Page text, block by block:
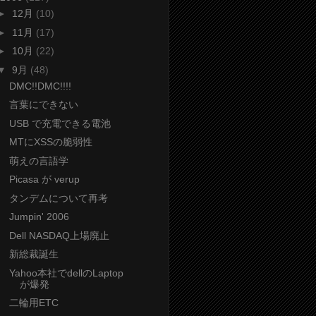
12月 (10)
11月 (17)
10月 (22)
9月 (48)
DMC!!DMC!!!!
言葉にできない
USB で充電できる電池
MTにXSSの脆弱性
萌えの言語学
Picasa が verup
タンデムについて再考
Jumpin' 2006
Dell NASDAQ上場廃止
新総裁誕生
Yahoo本社でdellのLaptop
が爆発
二輪用ETC